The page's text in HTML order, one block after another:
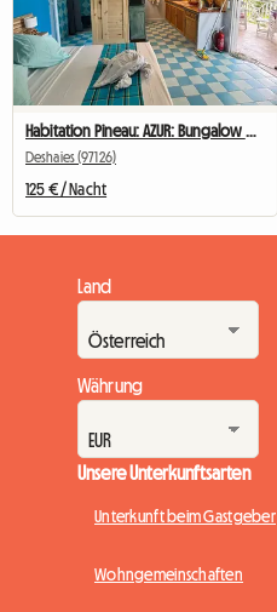
Deshaies (97126)
125 € / Nacht
Land
Währung
Unsere Unterkunftsarten
Unterkunft beim Gastgeber
Wohngemeinschaften